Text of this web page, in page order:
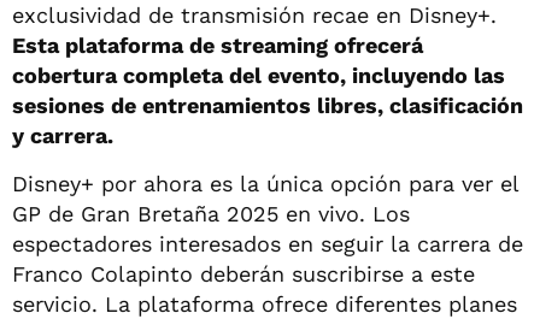
exclusividad de transmisión recae en Disney+.
Esta plataforma de streaming ofrecerá
cobertura completa del evento, incluyendo las
sesiones de entrenamientos libres, clasificación
y carrera.
Disney+ por ahora es la única opción para ver el
GP de Gran Bretaña 2025 en vivo. Los
espectadores interesados en seguir la carrera de
Franco Colapinto deberán suscribirse a este
servicio. La plataforma ofrece diferentes planes